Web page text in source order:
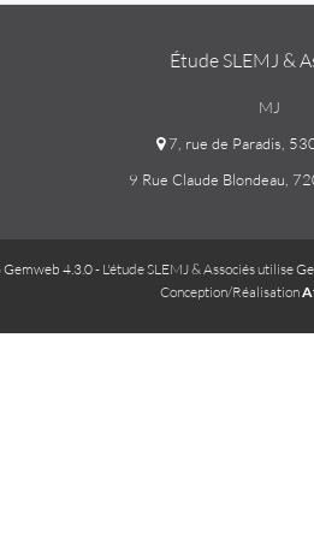
Étude SLEMJ &
MJ
7, rue de Paradis,
9 Rue Claude Blondeau,
4.3.0- L'étude SLEMJ & Associés utilise
Conception/Réalisation